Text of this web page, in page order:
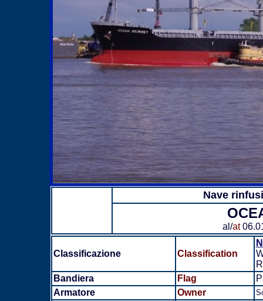
Nave
al/at
Classificazione Classification
Bandiera
Flag
Armatore
Owner